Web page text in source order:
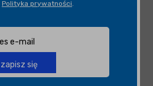
Polityka prywatności.
zapisz się